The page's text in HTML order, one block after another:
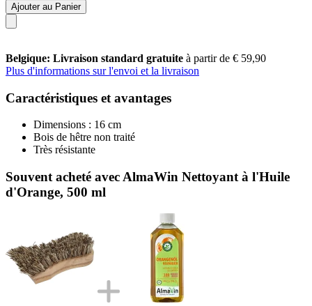
Ajouter au Panier
Belgique: Livraison standard gratuite à partir de € 59,90
Plus d'informations sur l'envoi et la livraison
Caractéristiques et avantages
Dimensions : 16 cm
Bois de hêtre non traité
Très résistante
Souvent acheté avec AlmaWin Nettoyant à l'Huile
d'Orange, 500 ml